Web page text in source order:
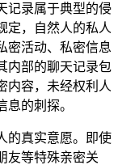
录属于典型的侵
定，自然人的私人
密活动、私密信息
内部的聊天记录包
内容，未经权利人
的刺探。
真实意愿。即使
友等特殊亲密关